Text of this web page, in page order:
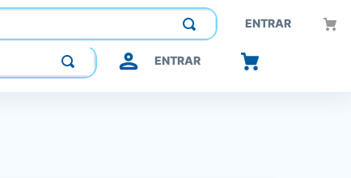
ENTRAR
Construindo confiança, inovando o futuro.
ENTRAR